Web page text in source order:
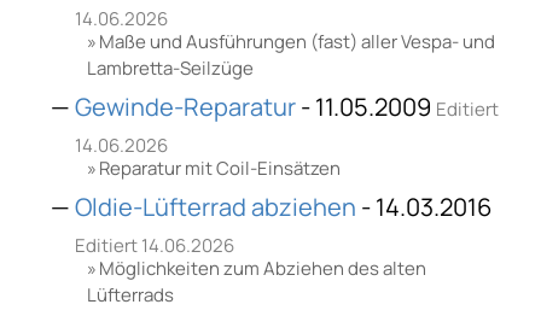
14.06.2026
Maße und Ausführungen (fast) aller Vespa- und
Lambretta-Seilzüge
Gewinde-Reparatur- 11.05.2009 Editiert
14.06.2026
Reparatur mit Coil-Einsätzen
Oldie-Lüfterrad abziehen - 14.03.2016
Editiert 14.06.2026
Möglichkeiten zum Abziehen des alten
Lüfterrads